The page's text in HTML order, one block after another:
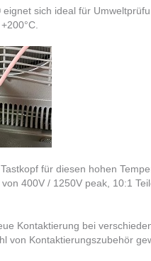
eignet sich ideal für
für diesen hohen
400V / 1250V peak, 10:1
Kontaktierung bei
von Kontaktierungszubehör